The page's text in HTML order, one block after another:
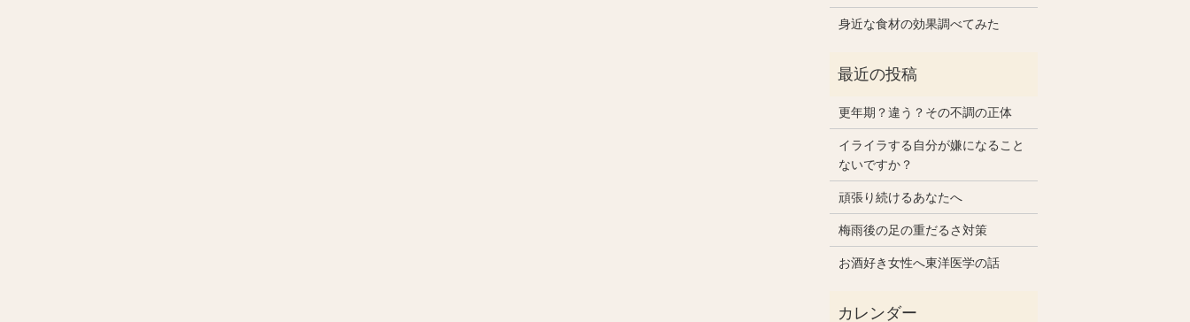
身近な食材の効果調べてみた
更年期？違う？その不調の正体
イライラする自分が嫌になること
ないですか？
頑張り続けるあなたへ
梅雨後の足の重だるさ対策
お酒好き女性へ東洋医学の話